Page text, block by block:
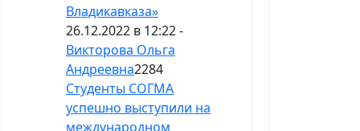
Владикавказа»
26.12.2022 в 12:22 -
Викторова Ольга
Андреевна2284
Студенты СОГМА
успешно выступили на
международном